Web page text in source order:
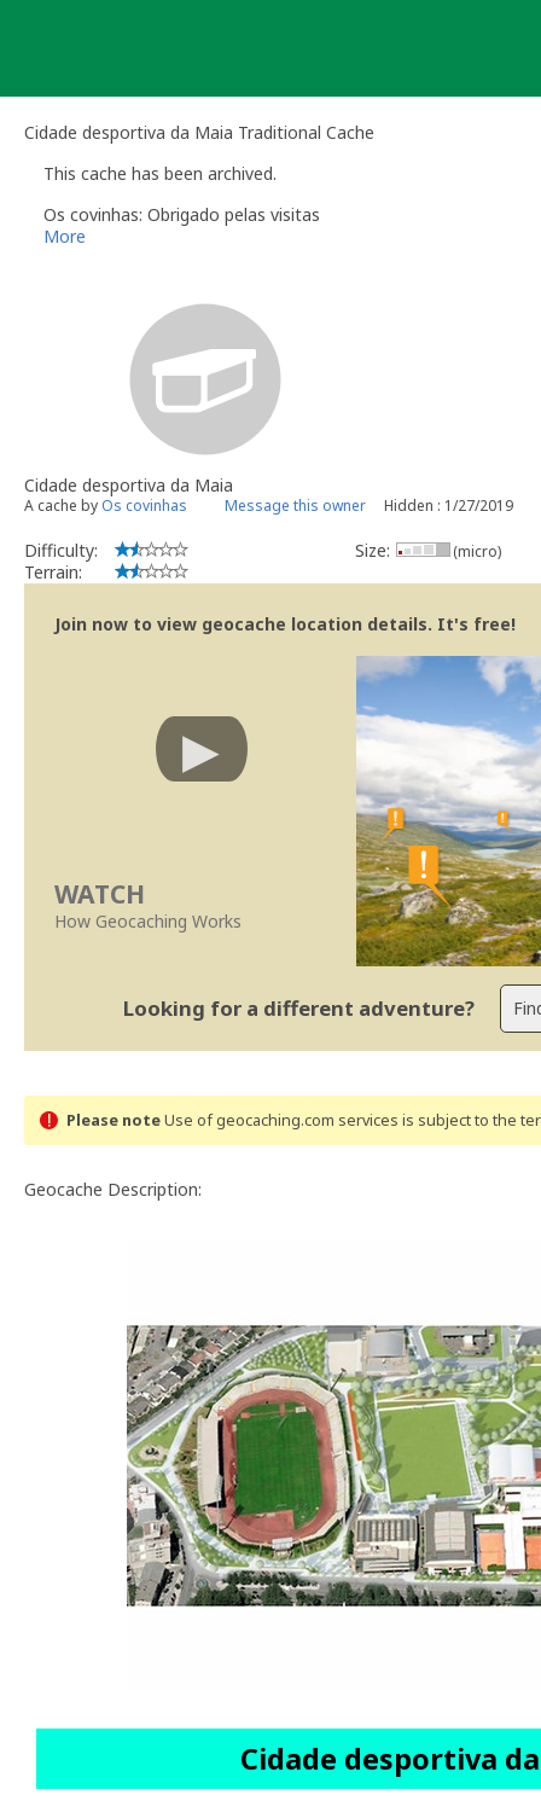
Cidade desportiva da Maia Traditional Cache
This cache has been archived.
Os covinhas: Obrigado pelas visitas
More
Cidade desportiva da Maia
A cache by Os covinhas Message this owner Hidden : 1/27/2019
Difficulty:
Terrain:
Size: (micro)
Join now to view geocache location details. It's free!
WATCH
How Geocaching Works
Looking for a different adventure?
Please noteUse of geocaching.com services is subject to the
Geocache Description:
Cidade desportiva